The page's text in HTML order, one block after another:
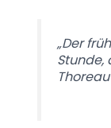
„Der
Stunde,
Thoreau